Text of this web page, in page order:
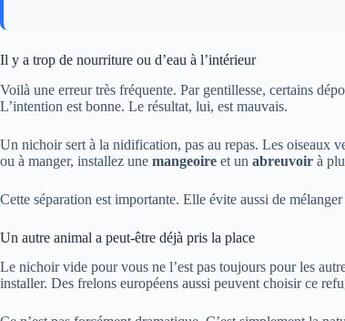
Il y a trop de nourriture ou d’eau à l’intérieur
Voilà une erreur très fréquente. Par gentillesse, certains
L’intention est bonne. Le résultat, lui, est mauvais.
Un nichoir sert à la nidification, pas au repas. Les oiseaux
ou à manger, installez une mangeoire et un abreuvoir à
Cette séparation est importante. Elle évite aussi de
Un autre animal a peut-être déjà pris la place
Le nichoir vide pour vous ne l’est pas toujours pour les
installer. Des frelons européens aussi peuvent choisir ce